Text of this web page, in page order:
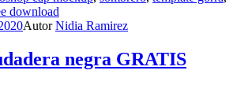
download
AutorNidia Ramirez
negra GRATIS